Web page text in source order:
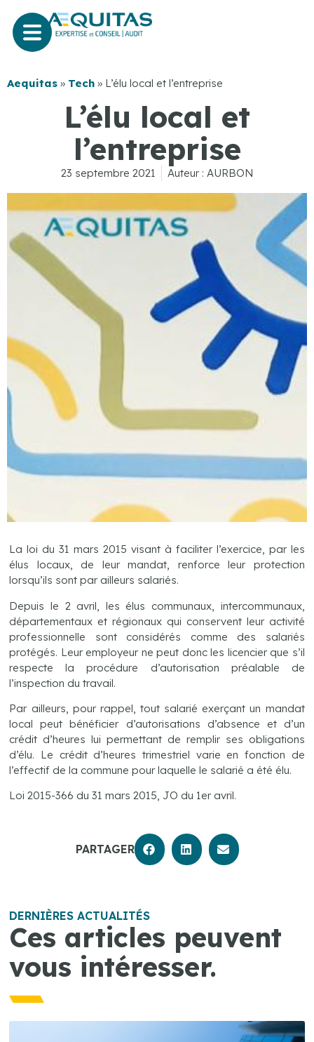
Aequitas » Tech » L’élu local et l’entreprise
L’élu local et
l’entreprise
23 septembre 2021 Auteur : AURBON
La loi du 31 mars 2015 visant à faciliter l’exercice, par les
élus locaux, de leur mandat, renforce leur protection
lorsqu’ils sont par ailleurs salariés.
Depuis le 2 avril, les élus communaux, intercommunaux,
départementaux et régionaux qui conservent leur activité
professionnelle sont considérés comme des salariés
protégés. Leur employeur ne peut donc les licencier que s’il
respecte la procédure d’autorisation préalable de
l’inspection du travail.
Par ailleurs, pour rappel, tout salarié exerçant un mandat
local peut bénéficier d’autorisations d’absence et d’un
crédit d’heures lui permettant de remplir ses obligations
d’élu. Le crédit d’heures trimestriel varie en fonction de
l’effectif de la commune pour laquelle le salarié a été élu.
Loi 2015-366 du 31 mars 2015, JO du 1er avril.
PARTAGER
DERNIÈRES ACTUALITÉS
Ces articles peuvent
vous intéresser.